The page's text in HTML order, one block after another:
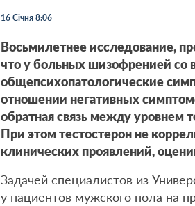
16 Січня 8:06
Восьмилетнее исследование,
что у больных шизофренией со
общепсихопатологические
отношении негативных
обратная связь между уровнем
При этом тестостерон не
клинических проявлений,
Задачей специалистов из
у пациентов мужского пола на